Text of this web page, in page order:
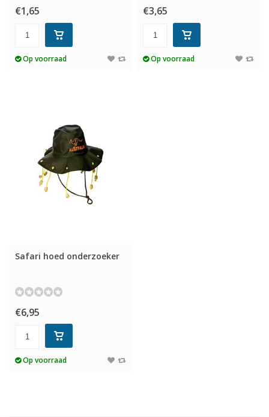
€1,65
Op voorraad
€3,65
Op voorraad
Safari hoed onderzoeker
€6,95
Op voorraad